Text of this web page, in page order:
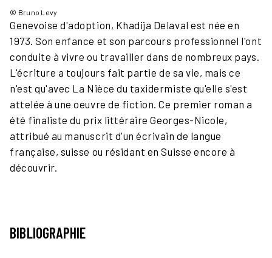
Genevoise d'adoption, Khadija Delaval est née en
1973. Son enfance et son parcours professionnel l'ont
conduite à vivre ou travailler dans de nombreux pays.
L'écriture a toujours fait partie de sa vie, mais ce
n'est qu'avec La Nièce du taxidermiste qu'elle s'est
attelée à une oeuvre de fiction. Ce premier roman a
été finaliste du prix littéraire Georges-Nicole,
attribué au manuscrit d'un écrivain de langue
française, suisse ou résidant en Suisse encore à
découvrir.
© Bruno Levy
BIBLIOGRAPHIE